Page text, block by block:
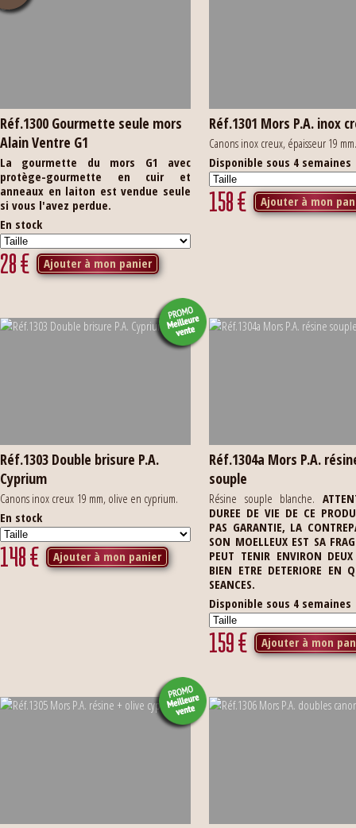
Réf.1300 Gourmette seule mors
Alain Ventre G1
La gourmette du mors G1 avec
protège-gourmette en cuir et
anneaux en laiton est vendue seule
si vous l'avez perdue.
En stock
28€ Ajouter à mon panier
Réf.1301 Mors P.A. inox
Canons inox creux, épaisseur 19
Disponible sous 4 semaines
158€ Ajouter à mon
Réf.1303 Double brisure P.A.
Cyprium
Canons inox creux 19 mm, olive en cyprium.
En stock
148€ Ajouter à mon panier
Réf.1304a Mors P.A.
souple
Résine souple blanche.
DUREE DE VIE DE CE
PAS GARANTIE, LA
SON MOELLEUX EST SA
PEUT TENIR ENVIRON
BIEN ETRE DETERIORE EN
SEANCES.
Disponible sous 4 semaines
159€ Ajouter à mon